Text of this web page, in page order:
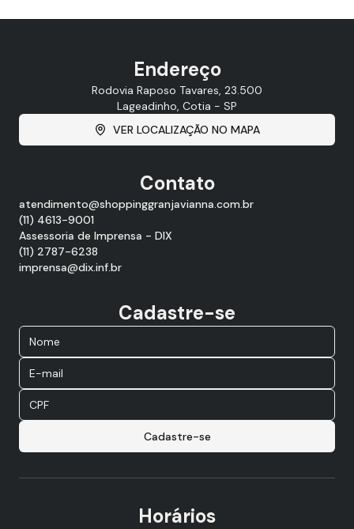
Endereço
Rodovia Raposo Tavares, 23.500
Lageadinho, Cotia - SP
VER LOCALIZAÇÃO NO MAPA
Contato
atendimento@shoppinggranjavianna.com.br
(11) 4613-9001
Assessoria de Imprensa - DIX
(11) 2787-6238
imprensa@dix.inf.br
Cadastre-se
Cadastre-se
Horários